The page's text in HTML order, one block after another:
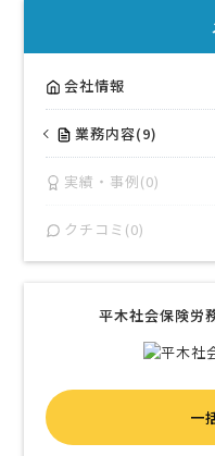
会社情報
業務内容(9)
実績・事例(0)
クチコミ(0)
平木社会保険労
一